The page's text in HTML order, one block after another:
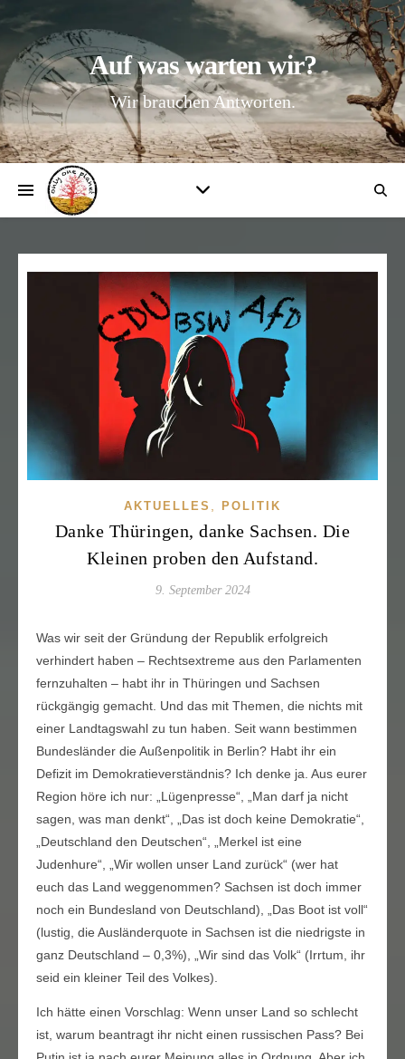
Auf was warten wir?
Wir brauchen Antworten.
AKTUELLES , POLITIK
Danke Thüringen, danke Sachsen. Die
Kleinen proben den Aufstand.
9. September 2024
Was wir seit der Gründung der Republik erfolgreich
verhindert haben – Rechtsextreme aus den Parlamenten
fernzuhalten – habt ihr in Thüringen und Sachsen
rückgängig gemacht. Und das mit Themen, die nichts mit
einer Landtagswahl zu tun haben. Seit wann bestimmen
Bundesländer die Außenpolitik in Berlin? Habt ihr ein
Defizit im Demokratieverständnis? Ich denke ja. Aus eurer
Region höre ich nur: „Lügenpresse“, „Man darf ja nicht
sagen, was man denkt“, „Das ist doch keine Demokratie“,
„Deutschland den Deutschen“, „Merkel ist eine
Judenhure“, „Wir wollen unser Land zurück“ (wer hat
euch das Land weggenommen? Sachsen ist doch immer
noch ein Bundesland von Deutschland), „Das Boot ist voll“
(lustig, die Ausländerquote in Sachsen ist die niedrigste in
ganz Deutschland – 0,3%), „Wir sind das Volk“ (Irrtum, ihr
seid ein kleiner Teil des Volkes).
Ich hätte einen Vorschlag: Wenn unser Land so schlecht
ist, warum beantragt ihr nicht einen russischen Pass? Bei